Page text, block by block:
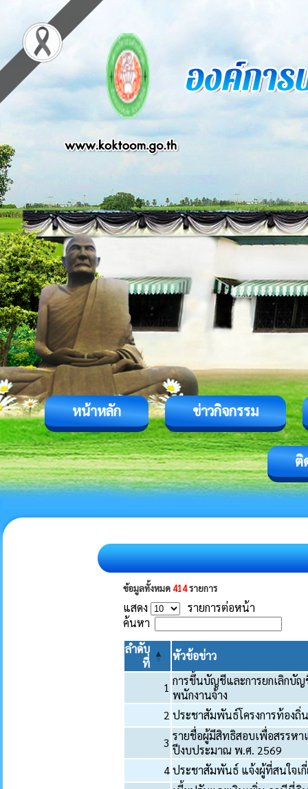
หน้าหลัก ข่าวกิจกรรม
ติ
ข้อมูลทั้งหมด 414รายการ
แสดง
รายการต่อหน้า
ค้นหา
ลำดับ
ที่
หัวข้อข่าว
1 การขึ้นบัญชีและการยกเลิกบัญ
พนักงานจ้าง
2 ประชาสัมพันธ์โครงการท้องถิ่
3 รายชื่อผู้มีสิทธิสอบเพื่อสรรหา
ปีงบประมาณ พ.ศ. 2569
4ประชาสัมพันธ์ แจ้งผู้ที่สนใจเ